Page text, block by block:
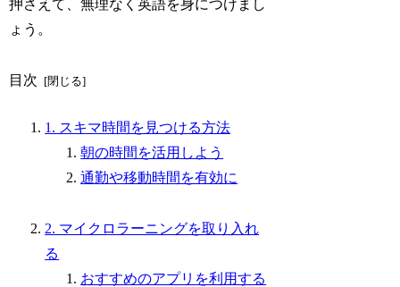
押さえて、無理なく英語を身につけまし
ょう。
目次
1. スキマ時間を見つける方法
朝の時間を活用しよう
通勤や移動時間を有効に
2. マイクロラーニングを取り入れ
る
おすすめのアプリを利用する